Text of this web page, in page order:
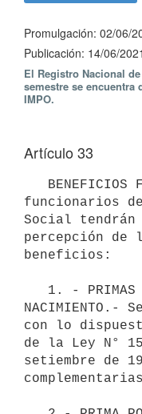
Promulgación: 02/06/
Publicación: 14/06/2021
El Registro Nacional
semestre se encuentra
IMPO.
Artículo 33
funcionarios
Social tendrán
percepción de
beneficios:
NACIMIENTO.-
con lo
de la Ley N°
setiembre de